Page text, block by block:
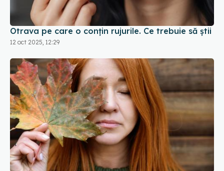
Otrava pe care o conțin rujurile. Ce trebuie să știi
12 oct 2025, 12:29